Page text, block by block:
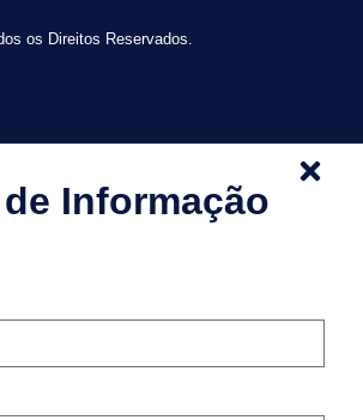
os Direitos Reservados.
Informação